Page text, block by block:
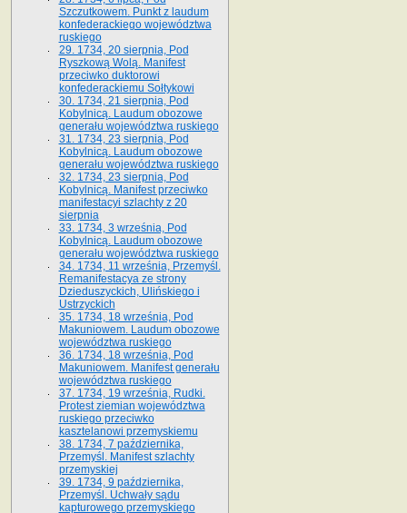
Szczutkowem. Punkt z laudum
konfederackiego województwa
ruskiego
29. 1734, 20 sierpnia, Pod
Ryszkową Wolą. Manifest
przeciwko duktorowi
konfederackiemu Sołtykowi
30. 1734, 21 sierpnia, Pod
Kobylnicą. Laudum obozowe
generału województwa ruskiego
31. 1734, 23 sierpnia, Pod
Kobylnicą. Laudum obozowe
generału województwa ruskiego
32. 1734, 23 sierpnia, Pod
Kobylnicą. Manifest przeciwko
manifestacyi szlachty z 20
sierpnia
33. 1734, 3 września, Pod
Kobylnicą. Laudum obozowe
generału województwa ruskiego
34. 1734, 11 września, Przemyśl.
Remanifestacya ze strony
Dzieduszyckich, Ulińskiego i
Ustrzyckich
35. 1734, 18 września, Pod
Makuniowem. Laudum obozowe
województwa ruskiego
36. 1734, 18 września, Pod
Makuniowem. Manifest generału
województwa ruskiego
37. 1734, 19 września, Rudki.
Protest ziemian województwa
ruskiego przeciwko
kasztelanowi przemyskiemu
38. 1734, 7 października,
Przemyśl. Manifest szlachty
przemyskiej
39. 1734, 9 października,
Przemyśl. Uchwały sądu
kapturowego przemyskiego